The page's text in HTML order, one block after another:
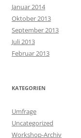
Januar 2014
Oktober 2013
September 2013
Juli 2013
Februar 2013
KATEGORIEN
Umfrage
Uncategorized
Workshop-Archiv